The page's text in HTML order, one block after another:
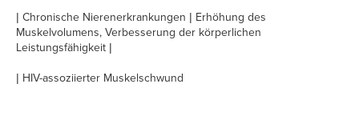
| Chronische Nierenerkrankungen | Erhöhung des
Muskelvolumens, Verbesserung der körperlichen
Leistungsfähigkeit |
| HIV-assoziierter Muskelschwund